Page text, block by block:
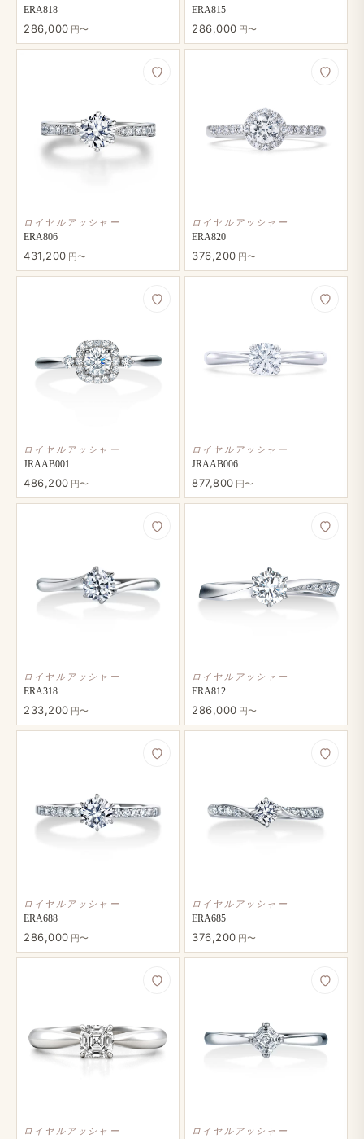
ERA818
286,000 円〜
ERA815
286,000 円〜
ロイヤルアッシャー
ERA806
431,200 円〜
ロイヤルアッシャー
ERA820
376,200 円〜
ロイヤルアッシャー
JRAAB001
486,200 円〜
ロイヤルアッシャー
JRAAB006
877,800 円〜
ロイヤルアッシャー
ERA318
233,200 円〜
ロイヤルアッシャー
ERA812
286,000 円〜
ロイヤルアッシャー
ERA688
286,000 円〜
ロイヤルアッシャー
ERA685
376,200 円〜
ロイヤルアッシャー ロイヤルアッシャー